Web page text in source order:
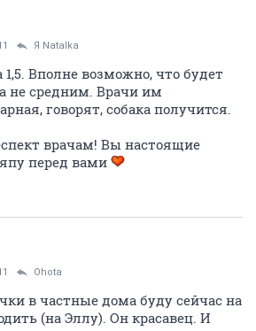
Я Natalka
Вполне возможно, что будет
не средним. Врачи им
говорят, собака получится.
врачам! Вы настоящие
перед вами
Ohota
в частные дома буду сейчас на
(на Эллу). Он красавец. И